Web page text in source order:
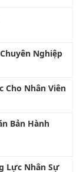
Nghiệp
Nhân Viên
Bản Hành
Lực Nhân Sự